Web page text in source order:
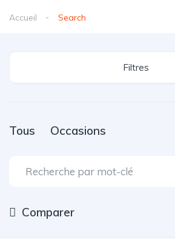
Accueil Search
Filtres
Tous Occasions
Comparer